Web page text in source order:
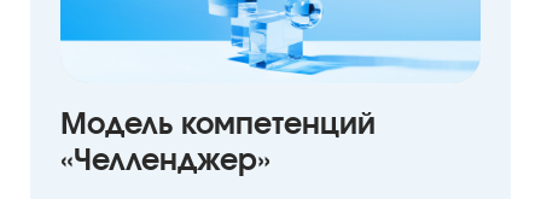
Модель компетенций
«Челленджер»